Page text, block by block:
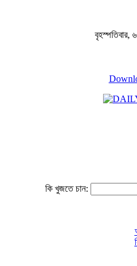
বৃহস্পতিবার,
কি খুজতে চান: